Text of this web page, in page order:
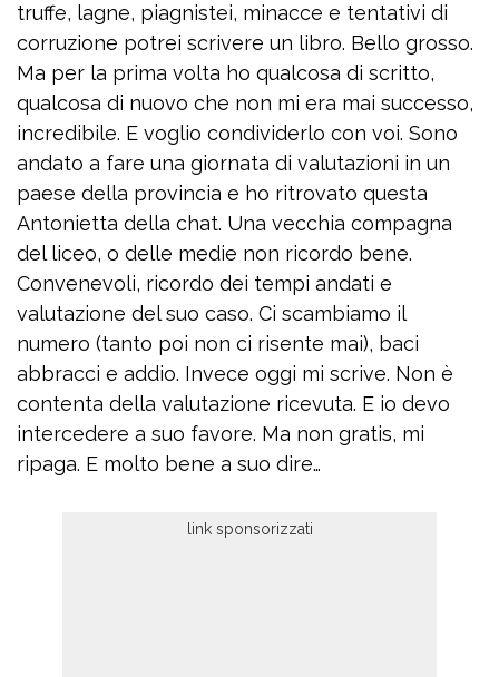
truffe, lagne, piagnistei, minacce e tentativi di
corruzione potrei scrivere un libro. Bello grosso.
Ma per la prima volta ho qualcosa di scritto,
qualcosa di nuovo che non mi era mai successo,
incredibile. E voglio condividerlo con voi. Sono
andato a fare una giornata di valutazioni in un
paese della provincia e ho ritrovato questa
Antonietta della chat. Una vecchia compagna
del liceo, o delle medie non ricordo bene.
Convenevoli, ricordo dei tempi andati e
valutazione del suo caso. Ci scambiamo il
numero (tanto poi non ci risente mai), baci
abbracci e addio. Invece oggi mi scrive. Non è
contenta della valutazione ricevuta. E io devo
intercedere a suo favore. Ma non gratis, mi
ripaga. E molto bene a suo dire…